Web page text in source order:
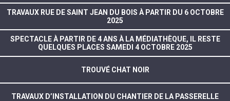
TRAVAUX RUE DE SAINT JEAN DU BOIS À PARTIR DU 6 OCTOBRE
2025
SPECTACLE À PARTIR DE 4 ANS À LA MÉDIATHÈQUE, IL RESTE
QUELQUES PLACES SAMEDI 4 OCTOBRE 2025
TROUVÉ CHAT NOIR
TRAVAUX D’INSTALLATION DU CHANTIER DE LA PASSERELLE